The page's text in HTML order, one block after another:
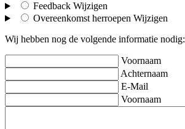
Feedback Wijzigen
Overeenkomst herroepen Wijzigen
Wij hebben nog de volgende informatie nodig:
Voornaam
Achternaam
E-Mail
Voornaam